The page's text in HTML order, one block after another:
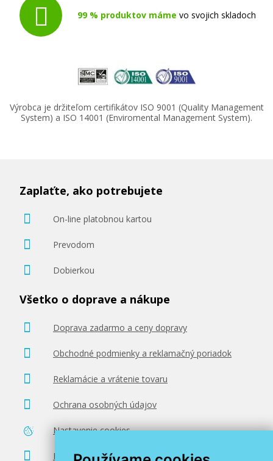
Pridať do košíka
99 % produktov máme vo svojich skladoch
Výrobca je držiteľom certifikátov ISO 9001 (Quality Management
System) a ISO 14001 (Enviromental Management System).
Zaplaťte, ako potrebujete
On-line platobnou kartou
Prevodom
Dobierkou
Všetko o doprave a nákupe
Doprava zadarmo a ceny dopravy
Obchodné podmienky a reklamačný poriadok
Reklamácie a vrátenie tovaru
Ochrana osobných údajov
Nastavenie cookies
Poradenstvo zadarmo